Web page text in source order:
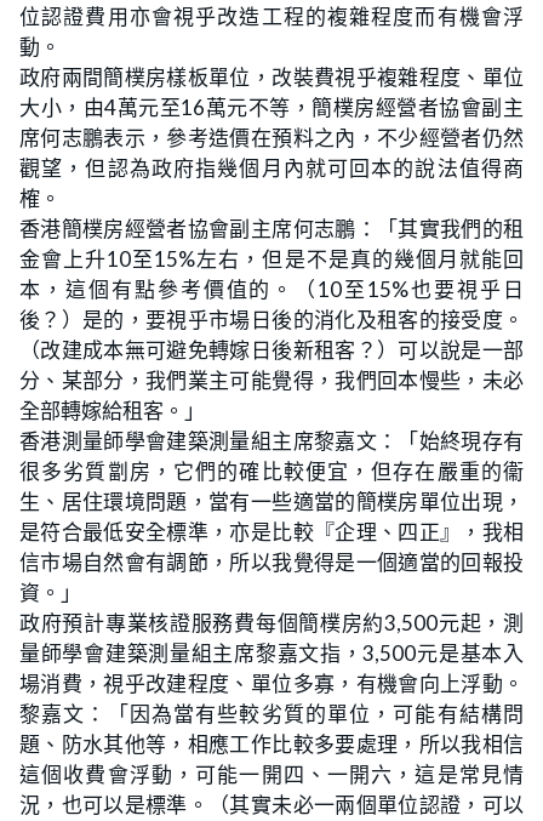
0
.
%
位認證費用亦會視乎改造工程的複雜程度而有機會浮
動。
政府兩間簡樸房樣板單位，改裝費視乎複雜程度、單位
大小，由4萬元至16萬元不等，簡樸房經營者協會副主
席何志鵬表示，參考造價在預料之內，不少經營者仍然
觀望，但認為政府指幾個月內就可回本的說法值得商
榷。
香港簡樸房經營者協會副主席何志鵬：「其實我們的租
金會上升10至15%左右，但是不是真的幾個月就能回
本，這個有點參考價值的。（10至15%也要視乎日
後？）是的，要視乎市場日後的消化及租客的接受度。
（改建成本無可避免轉嫁日後新租客？）可以說是一部
分、某部分，我們業主可能覺得，我們回本慢些，未必
全部轉嫁給租客。」
香港測量師學會建築測量組主席黎嘉文：「始終現存有
很多劣質劏房，它們的確比較便宜，但存在嚴重的衞
生、居住環境問題，當有一些適當的簡樸房單位出現，
是符合最低安全標準，亦是比較『企理、四正』，我相
信市場自然會有調節，所以我覺得是一個適當的回報投
資。」
政府預計專業核證服務費每個簡樸房約3,500元起，測
量師學會建築測量組主席黎嘉文指，3,500元是基本入
場消費，視乎改建程度、單位多寡，有機會向上浮動。
黎嘉文：「因為當有些較劣質的單位，可能有結構問
題、防水其他等，相應工作比較多要處理，所以我相信
這個收費會浮動，可能一開四、一開六，這是常見情
況，也可以是標準。（其實未必一兩個單位認證，可以